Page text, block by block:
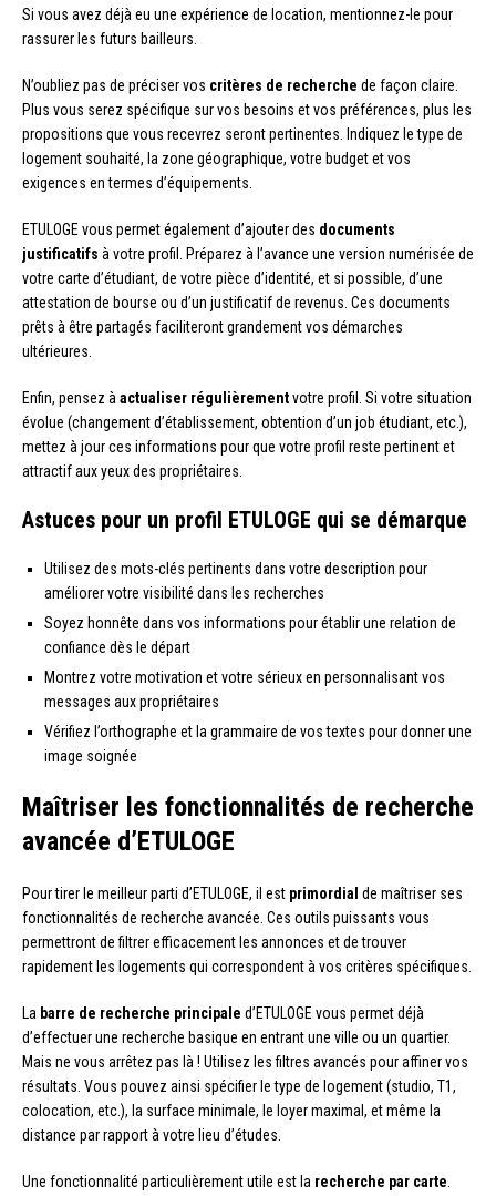
Si vous avez déjà eu une expérience de location, mentionnez-le pour
rassurer les futurs bailleurs.
N’oubliez pas de préciser vos critères de recherche de façon claire.
Plus vous serez spécifique sur vos besoins et vos préférences, plus les
propositions que vous recevrez seront pertinentes. Indiquez le type de
logement souhaité, la zone géographique, votre budget et vos
exigences en termes d’équipements.
ETULOGE vous permet également d’ajouter des documents
justificatifs à votre profil. Préparez à l’avance une version numérisée de
votre carte d’étudiant, de votre pièce d’identité, et si possible, d’une
attestation de bourse ou d’un justificatif de revenus. Ces documents
prêts à être partagés faciliteront grandement vos démarches
ultérieures.
Enfin, pensez àactualiser régulièrementvotre profil. Si votre situation
évolue (changement d’établissement, obtention d’un job étudiant, etc.),
mettez à jour ces informations pour que votre profil reste pertinent et
attractif aux yeux des propriétaires.
Astuces pour un profil ETULOGE qui se démarque
Utilisez des mots-clés pertinents dans votre description pour
améliorer votre visibilité dans les recherches
Soyez honnête dans vos informations pour établir une relation de
confiance dès le départ
Montrez votre motivation et votre sérieux en personnalisant vos
messages aux propriétaires
Vérifiez l’orthographe et la grammaire de vos textes pour donner une
image soignée
Maîtriser les fonctionnalités de recherche
avancée d’ETULOGE
Pour tirer le meilleur parti d’ETULOGE, il est primordial de maîtriser ses
fonctionnalités de recherche avancée. Ces outils puissants vous
permettront de filtrer efficacement les annonces et de trouver
rapidement les logements qui correspondent à vos critères spécifiques.
La barre de recherche principale d’ETULOGE vous permet déjà
d’effectuer une recherche basique en entrant une ville ou un quartier.
Mais ne vous arrêtez pas là ! Utilisez les filtres avancés pour affiner vos
résultats. Vous pouvez ainsi spécifier le type de logement (studio, T1,
colocation, etc.), la surface minimale, le loyer maximal, et même la
distance par rapport à votre lieu d’études.
Une fonctionnalité particulièrement utile est la recherche par carte.